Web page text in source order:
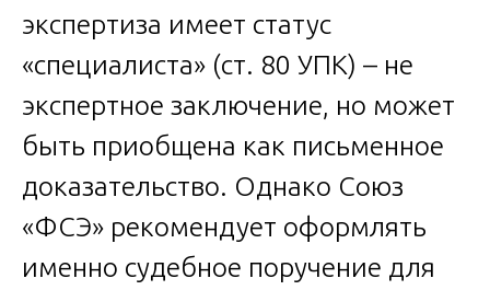
экспертиза имеет статус
«специалиста» (ст. 80 УПК) – не
экспертное заключение, но может
быть приобщена как письменное
доказательство. Однако Союз
«ФСЭ» рекомендует оформлять
именно судебное поручение для